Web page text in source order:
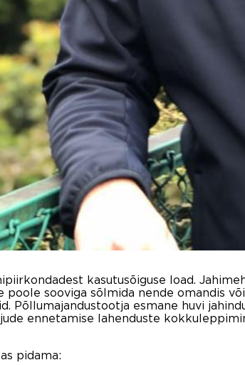
kasutusõiguse load.
sooviga sõlmida nende omandis
Põllumajandustootja esmane huvi
ennetamise lahenduste
pidama: